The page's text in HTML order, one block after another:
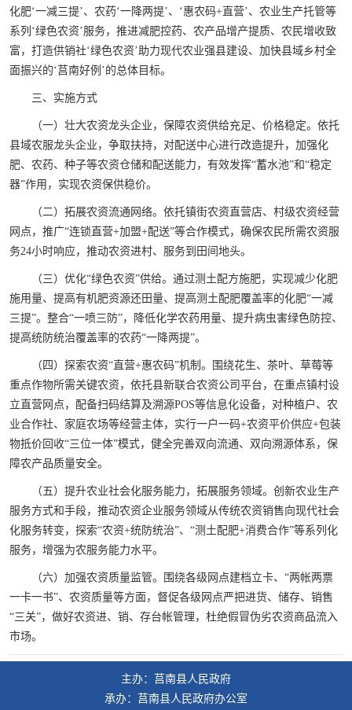
化肥‘一减三提’、农药‘一降两提’、‘惠农码+直营’、农业生产托管等
系列‘绿色农资’服务，推进减肥控药、农产品增产提质、农民增收致
富，打造供销社‘绿色农资’助力现代农业强县建设、加快县域乡村全
面振兴的‘莒南好例’的总体目标。
三、实施方式
（一）壮大农资龙头企业，保障农资供给充足、价格稳定。依托
县域农服龙头企业，争取扶持，对配送中心进行改造提升，加强化
肥、农药、种子等农资仓储和配送能力，有效发挥“蓄水池”和“稳定
器”作用，实现农资保供稳价。
（二）拓展农资流通网络。依托镇街农资直营店、村级农资经营
网点，推广“连锁直营+加盟+配送”等合作模式，确保农民所需农资服
务24小时响应，推动农资进村、服务到田间地头。
（三）优化“绿色农资”供给。通过测土配方施肥，实现减少化肥
施用量、提高有机肥资源还田量、提高测土配肥覆盖率的化肥“一减
三提”。整合“一喷三防”，降低化学农药用量、提升病虫害绿色防控、
提高统防统治覆盖率的农药“一降两提”。
（四）探索农资“直营+惠农码”机制。围绕花生、茶叶、草莓等
重点作物所需关键农资，依托县新联合农资公司平台，在重点镇村设
立直营网点，配备扫码结算及溯源POS等信息化设备，对种植户、农
业合作社、家庭农场等经营主体，实行一户一码+农资平价供应+包装
物抵价回收“三位一体”模式，健全完善双向流通、双向溯源体系，保
障农产品质量安全。
（五）提升农业社会化服务能力，拓展服务领域。创新农业生产
服务方式和手段，推动农资企业服务领域从传统农资销售向现代社会
化服务转变，探索“农资+统防统治”、“测土配肥+消费合作”等系列化
服务，增强为农服务能力水平。
（六）加强农资质量监管。围绕各级网点建档立卡、“两帐两票
一卡一书”、农资质量等方面，督促各级网点严把进货、储存、销售
“三关”，做好农资进、销、存台帐管理，杜绝假冒伪劣农资商品流入
市场。
主办：莒南县人民政府
承办：莒南县人民政府办公室